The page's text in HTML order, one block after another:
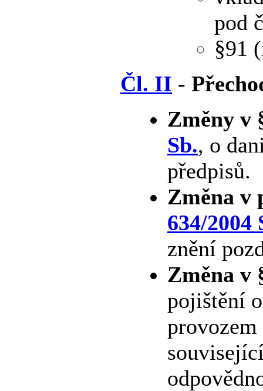
pod
§91
Čl. II -
Změny v
Sb., o
předpisů.
Změna v
634/2004
znění
Změna v
pojištění